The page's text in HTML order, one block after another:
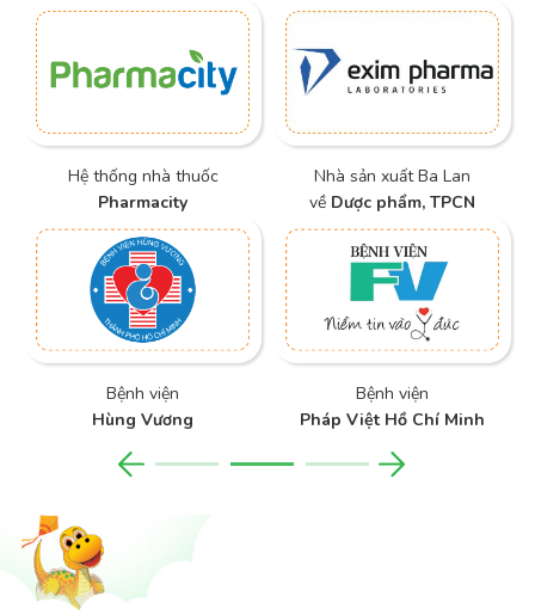
Hệ thống nhà thuốc
Pharmacity
Bệnh viện
Hùng Vương
Nhà sản xuất Ba Lan
về Dược phẩm, TPCN
Bệnh viện
Pháp Việt Hồ Chí Minh